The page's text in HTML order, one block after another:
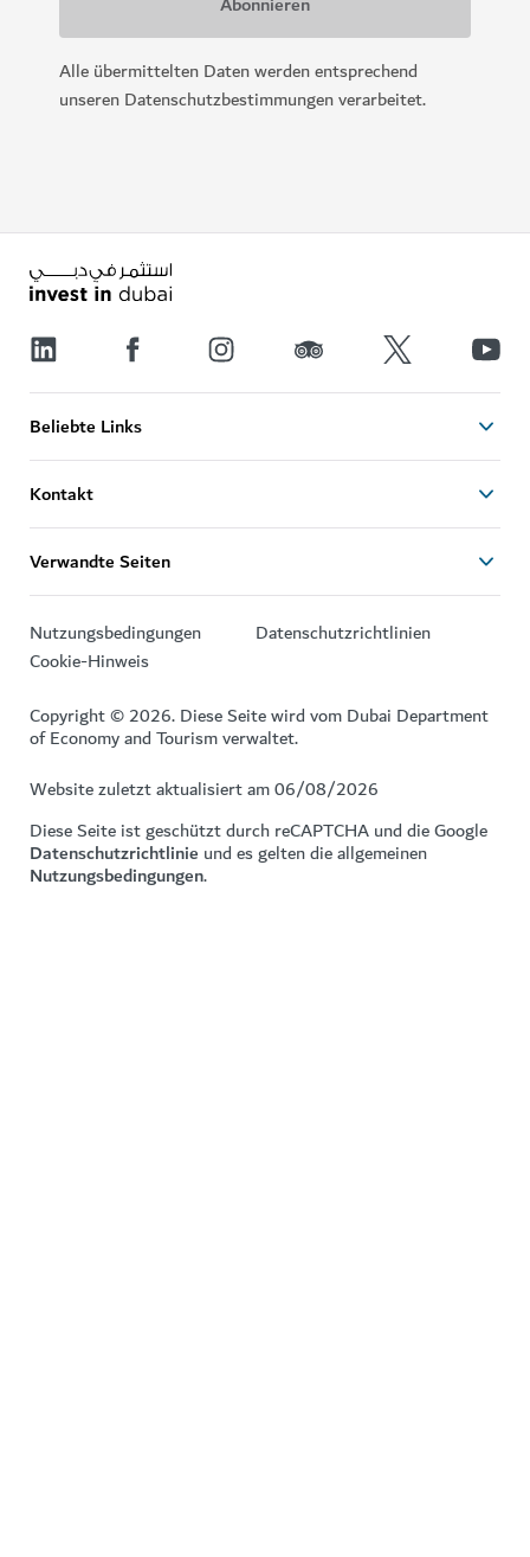
Alle übermittelten Daten werden entsprechend
unseren Datenschutzbestimmungen verarbeitet.
Beliebte Links
Kontakt
Verwandte Seiten
Nutzungsbedingungen
Datenschutzrichtlinien
Cookie-Hinweis
Copyright © 2026. Diese Seite wird vom Dubai Department
of Economy and Tourism verwaltet.
Website zuletzt aktualisiert am 06/08/2026
Diese Seite ist geschützt durch reCAPTCHA und die Google
Datenschutzrichtlinie und es gelten die allgemeinen
Nutzungsbedingungen.